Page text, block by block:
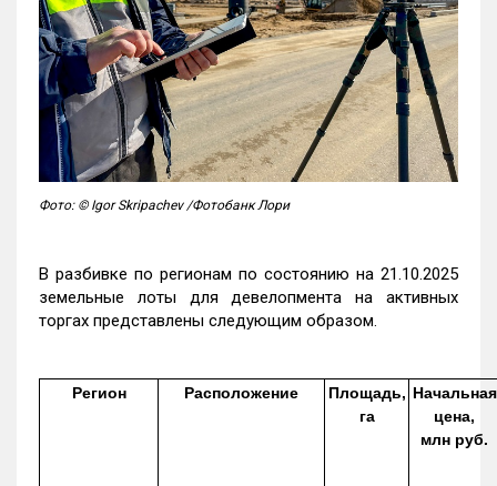
Фото: © Igor Skripachev /Фотобанк Лори
В разбивке по регионам по состоянию на 21.10.2025
земельные лоты для девелопмента на активных
торгах представлены следующим образом.
Регион Расположение
Площадь,
га
Начальная
цена,
млн руб.